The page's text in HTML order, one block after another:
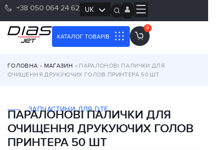
+38 050 064 24 62 UK
RU
КАТАЛОГ ТОВАРІВ
0
ГОЛОВНА » МАГАЗИН » ПАРАЛОНОВІ ПАЛИЧКИ ДЛЯ
ОЧИЩЕННЯ ДРУКУЮЧИХ ГОЛОВ ПРИНТЕРА 50 ШТ
ЗАПЧАСТИНИ ДЛЯ DTF
ПАРАЛОНОВІ ПАЛИЧКИ ДЛЯ
ОЧИЩЕННЯ ДРУКУЮЧИХ ГОЛОВ
ПРИНТЕРА 50 ШТ